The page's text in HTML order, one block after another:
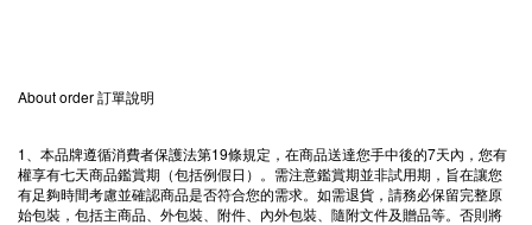
About order 訂單說明
1 、本品牌遵循消費者保護法第19條規定，在商品送達您手中後的7天內，您有
權享有七天商品鑑賞期（包括例假日）。需注意鑑賞期並非試用期，旨在讓您
有足夠時間考慮並確認商品是否符合您的需求。如需退貨，請務必保留完整原
始包裝，包括主商品、外包裝、附件、內外包裝、隨附文件及贈品等。否則將